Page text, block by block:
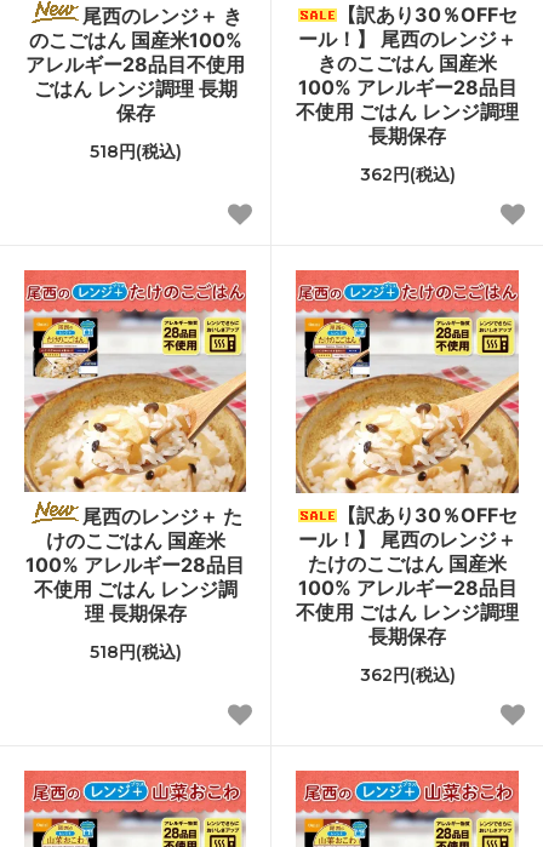
尾西のレンジ＋ き
のこごはん 国産米100%
アレルギー28品目不使用
ごはん レンジ調理 長期
保存
518円(税込)
【訳あり30％OFFセ
ール！】 尾西のレンジ＋
きのこごはん 国産米
100% アレルギー28品目
不使用 ごはん レンジ調理
長期保存
362円(税込)
尾西のレンジ＋ た
けのこごはん 国産米
100% アレルギー28品目
不使用 ごはん レンジ調
理 長期保存
518円(税込)
【訳あり30％OFFセ
ール！】 尾西のレンジ＋
たけのこごはん 国産米
100% アレルギー28品目
不使用 ごはん レンジ調理
長期保存
362円(税込)